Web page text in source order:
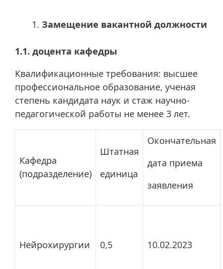
Замещение вакантной должности
1.1. доцента кафедры
Квалификационные требования: высшее
профессиональное образование, ученая
степень кандидата наук и стаж научно-
педагогической работы не менее 3 лет.
Кафедра
(подразделение)
Штатная
единица
Окончательная
дата приема
заявления
Нейрохирургии 0,5 10.02.2023